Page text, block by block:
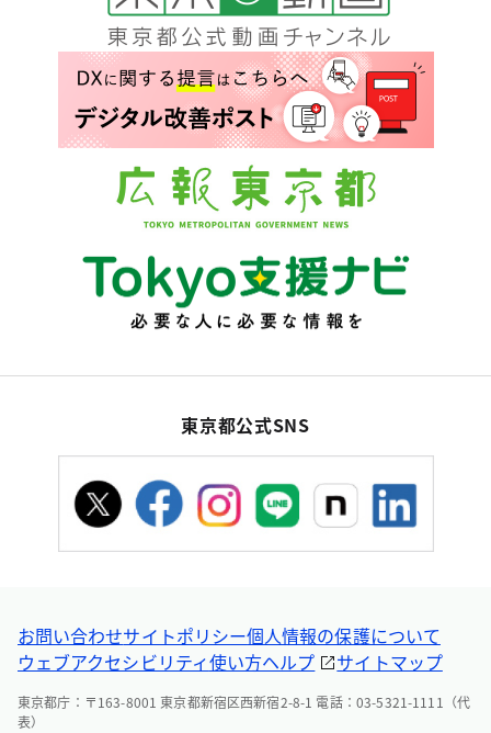
東京都公式SNS
お問い合わせサイトポリシー個人情報の保護について
ウェブアクセシビリティ使い方ヘルプ サイトマップ
東京都庁：〒163-8001 東京都新宿区西新宿2-8-1 電話：03-5321-1111（代
表）